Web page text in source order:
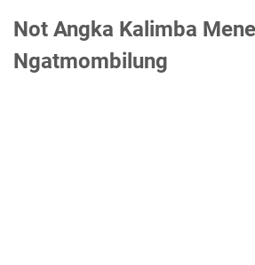
Not Angka Kalimba
Ngatmombilung